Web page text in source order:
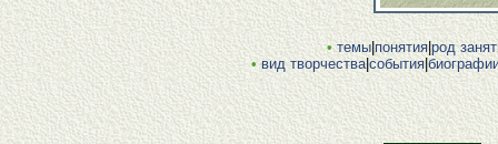
•темы|понятия|род
•вид творчества|события|